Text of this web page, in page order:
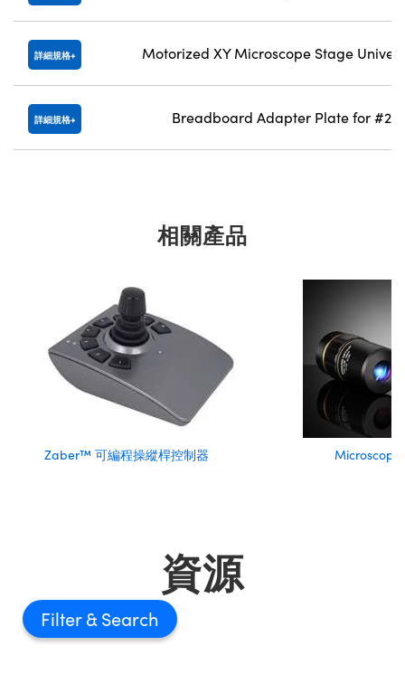
詳細規格 Motorized XY Microscope Stage
詳細規格 Breadboard Adapter Plate for
相關產品
Zaber™ 可編程操縱桿控制器 Microscopy
資源
Filter